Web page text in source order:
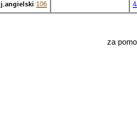
j.angielski 106
za